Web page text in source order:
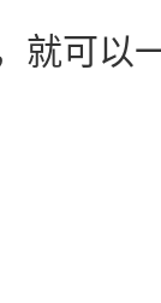
就可以